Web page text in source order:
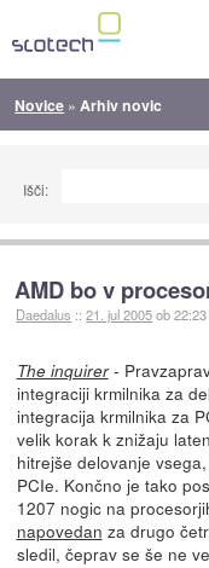
Novice » Arhiv novic
Išči:
AMD bo v
Daedalus ::21. jul 2005ob 22:23
The inquirer-
integraciji krmilnika za
integracija krmilnika za
velik korak k znižaju
hitrejše delovanje
PCIe. Končno je tako
1207 nogic na
napovedan za drugo
sledil, čeprav se še ne